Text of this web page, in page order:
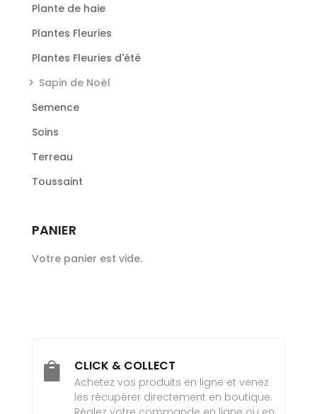
Plante de haie
Plantes Fleuries
Plantes Fleuries d'été
Sapin de Noël
Semence
Soins
Terreau
Toussaint
PANIER
Votre panier est vide.
 CLICK & COLLECT
Achetez vos produits en ligne et venez
les récupérer directement en boutique.